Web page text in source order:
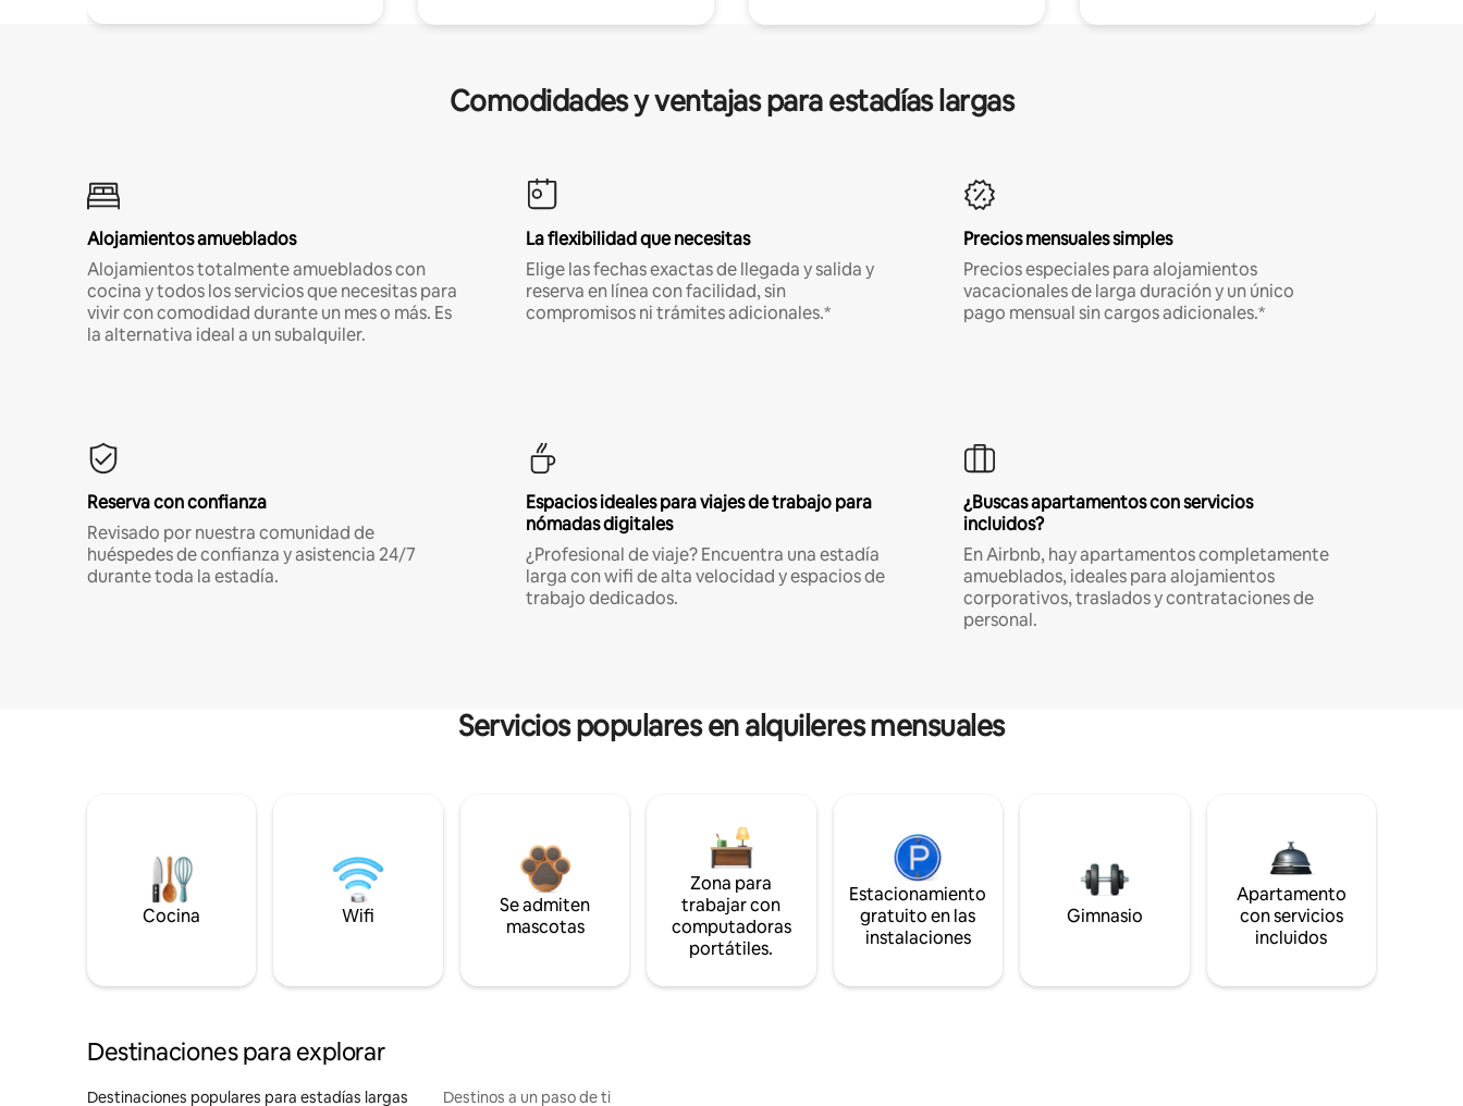
Comodidades y ventajas para estadías largas
Alojamientos amueblados
Alojamientos totalmente amueblados con
cocina y todos los servicios que necesitas para
vivir con comodidad durante un mes o más. Es
la alternativa ideal a un subalquiler.
La flexibilidad que necesitas
Elige las fechas exactas de llegada y salida y
reserva en línea con facilidad, sin
compromisos ni trámites adicionales.*
Precios mensuales simples
Precios especiales para alojamientos
vacacionales de larga duración y un único
pago mensual sin cargos adicionales.*
Reserva con confianza
Revisado por nuestra comunidad de
huéspedes de confianza y asistencia 24/7
durante toda la estadía.
Espacios ideales para viajes de trabajo para
nómadas digitales
¿Profesional de viaje? Encuentra una estadía
larga con wifi de alta velocidad y espacios de
trabajo dedicados.
¿Buscas apartamentos con servicios
incluidos?
En Airbnb, hay apartamentos completamente
amueblados, ideales para alojamientos
corporativos, traslados y contrataciones de
personal.
Servicios populares en alquileres mensuales
Cocina Wifi
Se admiten
mascotas
Zona para
trabajar con
computadoras
portátiles.
Estacionamiento
gratuito en las
instalaciones
Gimnasio
Apartamento
con servicios
incluidos
Destinaciones para explorar
Destinaciones populares para estadías largas Destinos a un paso de ti